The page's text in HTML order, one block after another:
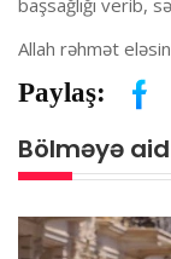
başsağlığı verib,
Allah rəhmət
Paylaş:
Bölməyə aid